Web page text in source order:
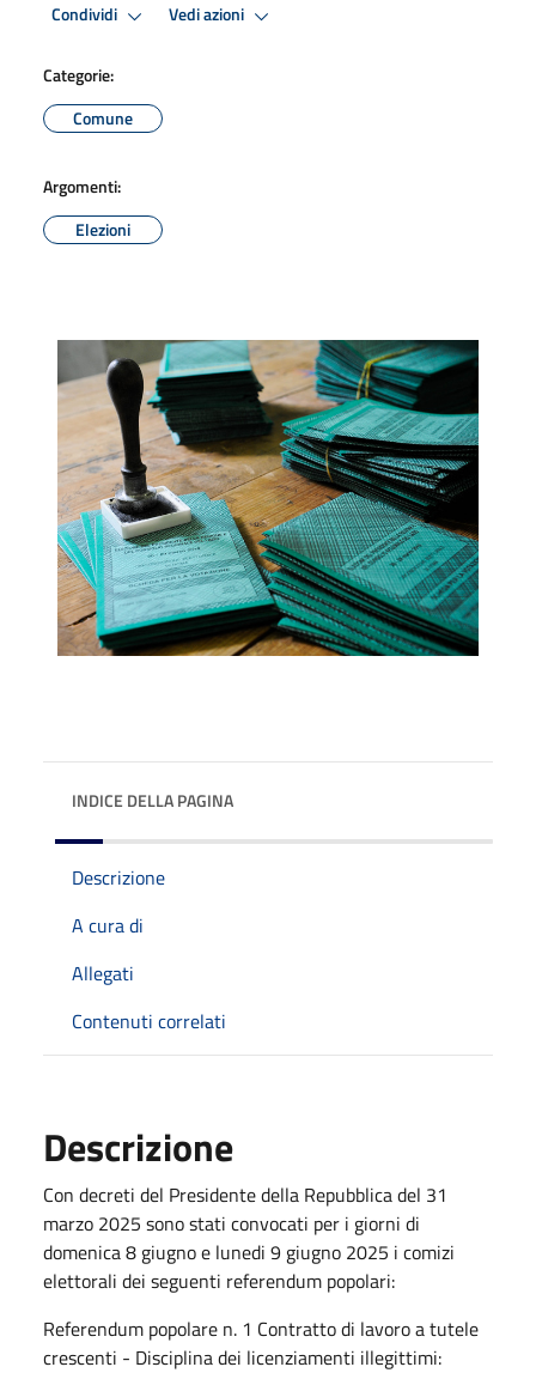
Condividi Vedi azioni
Categorie:
Comune
Argomenti:
Elezioni
INDICE DELLA PAGINA
Descrizione
A cura di
Allegati
Contenuti correlati
Descrizione
Con decreti del Presidente della Repubblica del 31
marzo 2025 sono stati convocati per i giorni di
domenica 8 giugno e lunedi 9 giugno 2025 i comizi
elettorali dei seguenti referendum popolari:
Referendum popolare n. 1 Contratto di lavoro a tutele
crescenti - Disciplina dei licenziamenti illegittimi: